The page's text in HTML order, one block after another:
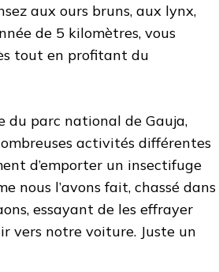
aux ours bruns, aux lynx,
de 5 kilomètres, vous
tout en profitant du
du parc national de Gauja,
activités différentes
d’emporter un insectifuge
nous l’avons fait, chassé dans
essayant de les effrayer
vers notre voiture. Juste un